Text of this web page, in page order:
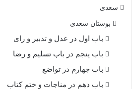
سعدی
بوستان سعدی
باب اول در عدل و تدبیر و رای
باب پنجم در باب تسلیم و رضا
باب چهارم در تواضع
باب دهم در مناجات و ختم کتاب